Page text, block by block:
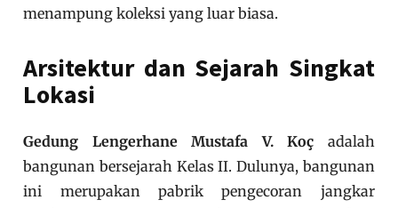
menampung koleksi yang luar biasa.
Arsitektur dan Sejarah Singkat
Lokasi
Gedung Lengerhane Mustafa V. Koç adalah
bangunan bersejarah Kelas II. Dulunya, bangunan
ini merupakan pabrik pengecoran jangkar